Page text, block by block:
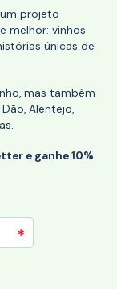
projeto
melhor: vinhos
únicas de
mas também
Alentejo,
e ganhe 10%